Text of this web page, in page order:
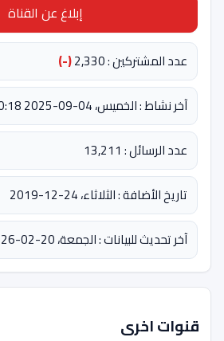
إبلاغ عن القناة
عدد المشتركين : 2,330
(-)
آخر نشاط : الخميس، 04-09-2025 10:18 صباحاً
عدد الرسائل : 13,211
تاريخ الأضافة : الثلاثاء، 24-12-2019
آخر تحديث للبيانات : الجمعة، 20-02-2026 11:32:08 مساءً
قنوات اخرى